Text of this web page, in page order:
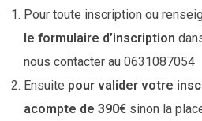
Pour toute inscription ou
le formulaire d’inscription
nous contacter au 0631087054
Ensuite pour valider votre
acompte de 390€ sinon la